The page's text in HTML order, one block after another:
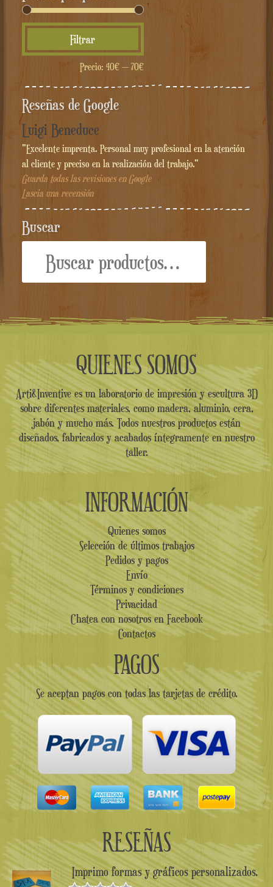
mínimo
máximo
Filtrar
Precio: 40€— 70€
Reseñas de Google
Luigi Beneduce
"Excelente imprenta. Personal muy profesional en la atención
al cliente y preciso en la realización del trabajo."
Guarda todas las revisiones en Google
Lascia una recensión
Buscar
QUIENES SOMOS
Arti&Inventive es un laboratorio de impresión y escultura 3D
sobre diferentes materiales, como madera, aluminio, cera,
jabón y mucho más. Todos nuestros productos están
diseñados, fabricados y acabados íntegramente en nuestro
taller.
INFORMACIÓN
Quienes somos
Selección de últimos trabajos
Pedidos y pagos
Envío
Términos y condiciones
Privacidad
Chatea con nosotros en Facebook
Contactos
PAGOS
Se aceptan pagos con todas las tarjetas de crédito.
RESEÑAS
Imprimo formas y gráficos personalizados.